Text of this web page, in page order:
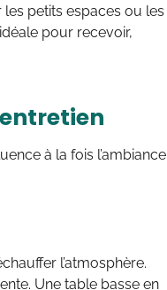
les petits espaces ou les
pour recevoir,
à la fois l’ambiance
l’atmosphère.
Une table basse en